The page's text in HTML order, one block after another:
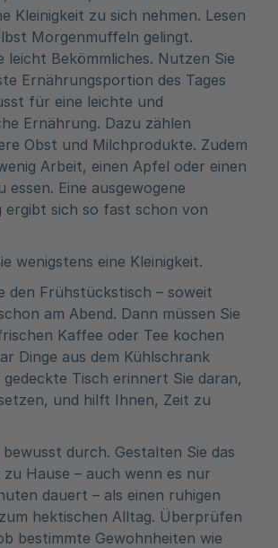
Kleinigkeit zu sich nehmen. Lesen
Morgenmuffeln gelingt.
leicht Bekömmliches. Nutzen Sie
Ernährungsportion des Tages
für eine leichte und
Ernährung. Dazu zählen
Obst und Milchprodukte. Zudem
Arbeit, einen Apfel oder einen
essen. Eine ausgewogene
ergibt sich so fast schon von
wenigstens eine Kleinigkeit.
den Frühstückstisch – soweit
am Abend. Dann müssen Sie
Kaffee oder Tee kochen
Dinge aus dem Kühlschrank
gedeckte Tisch erinnert Sie daran,
und hilft Ihnen, Zeit zu
durch. Gestalten Sie das
Hause – auch wenn es nur
dauert – als einen ruhigen
hektischen Alltag. Überprüfen
bestimmte Gewohnheiten wie